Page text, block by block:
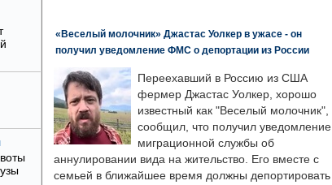
«Веселый молочник» Джастас Уолкер в ужасе - он
получил уведомление ФМС о депортации из России
Переехавший в Россию из США
фермер Джастас Уолкер, хорошо
известный как "Веселый молочник",
сообщил, что получил уведомление
миграционной службы об
аннулировании вида на жительство. Его вместе с
семьей в ближайшее время должны депортировать